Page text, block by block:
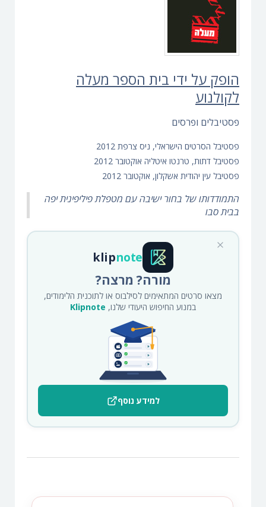
הופק על ידי בית הספר מעלה
לקולנוע
פסטיבלים ופרסים
פסטיבל הסרטים הישראלי, ניס צרפת 2012
פסטיבל דתות, טרנטו איטליה אוקטובר 2012
פסטיבל עין יהודית אשקלון, אוקטובר 2012
התמודדותו של בחור ישיבה עם מטפלת פיליפינית יפה
בבית סבו
klipnote
מורה? מרצה?
מצאו סרטים המתאימים לסילבוס או לתוכנית הלימודים,
במנוע החיפוש היעודי שלנו, Klipnote
למידע נוסף